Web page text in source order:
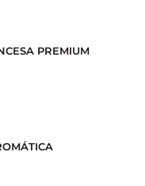
PREMIUM